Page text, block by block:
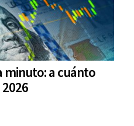
minuto: a cuánto